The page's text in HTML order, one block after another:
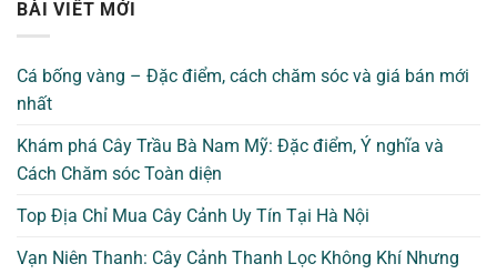
BÀI VIẾT MỚI
Cá bống vàng – Đặc điểm, cách chăm sóc và giá bán mới
nhất
Khám phá Cây Trầu Bà Nam Mỹ: Đặc điểm, Ý nghĩa và
Cách Chăm sóc Toàn diện
Top Địa Chỉ Mua Cây Cảnh Uy Tín Tại Hà Nội
Vạn Niên Thanh: Cây Cảnh Thanh Lọc Không Khí Nhưng